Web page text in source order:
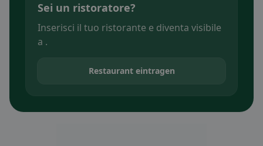
Sei un ristoratore?
Inserisci il tuo ristorante e diventa visibile
a .
Restaurant eintragen